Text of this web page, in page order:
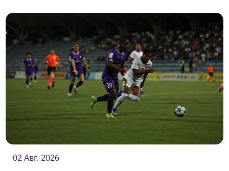
02 Авг. 2026